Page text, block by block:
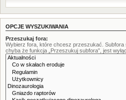
OPCJE WYSZUKIWANIA
Przeszukaj fora:
Wybierz fora, które chcesz przeszukać. Subfora
chyba że funkcja „Przeszukuj subfora”, jest